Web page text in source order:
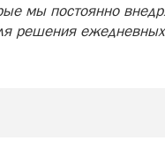
мы постоянно
решения